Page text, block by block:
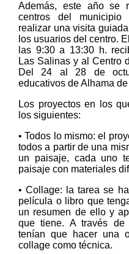
Además, este año se
centros del municipio
realizar una visita
los usuarios del centro.
las 9:30 a 13:30 h.
Las Salinas y al Centro
Del 24 al 28 de
educativos de Alhama
Los proyectos en los
los siguientes:
• Todos lo mismo: el
todos a partir de una
un paisaje, cada uno
paisaje con materiales
• Collage: la tarea se
película o libro que
un resumen de ello y
que tiene. A través de
tenían que hacer una
collage como técnica.